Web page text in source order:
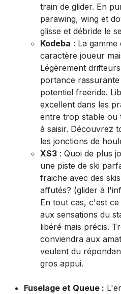
train de glider. En
parawing, wing et
glisse et débride le
Kodeba : La
caractère joueur
Légèrement
portance
potentiel freeride.
excellent dans les
entre trop stable ou
à saisir. Découvrez
les jonctions de
XS3 : Quoi de plus
une piste de ski
fraiche avec des
affutés? (glider à
En tout cas, c'est
aux sensations du
libéré mais précis.
conviendra aux
veulent du
gros appui.
Fuselage et Queue :